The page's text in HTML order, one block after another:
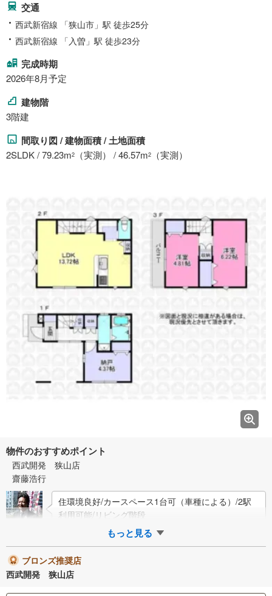
交通
西武新宿線 「狭山市」駅 徒歩25分
西武新宿線 「入曽」駅 徒歩23分
完成時期
2026年8月予定
建物階
3階建
間取り図 / 建物面積 / 土地面積
2SLDK / 79.23m2 （実測） / 46.57m2 （実測）
物件のおすすめポイント
西武開発 狭山店
齋藤浩行
住環境良好/カースペース1台可（車種による）/2駅
利用可能/リビング階段
もっと見る
ブロンズ推奨店
西武開発 狭山店